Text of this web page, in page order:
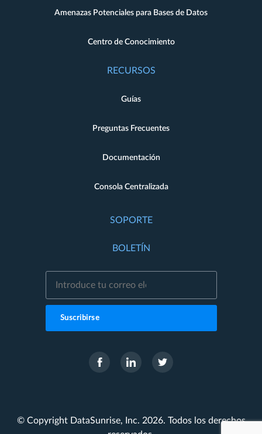
Amenazas Potenciales para Bases de Datos
Centro de Conocimiento
RECURSOS
Guías
Preguntas Frecuentes
Documentación
Consola Centralizada
SOPORTE
BOLETÍN
Suscribirse
© Copyright DataSunrise, Inc. 2026. Todos los derechos